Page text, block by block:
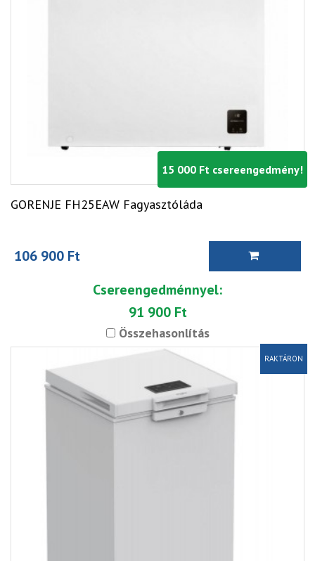
15 000 Ft csereengedmény!
GORENJE FH25EAW Fagyasztóláda
106 900 Ft
Csereengedménnyel:
91 900 Ft
Összehasonlítás
RAKTÁRON